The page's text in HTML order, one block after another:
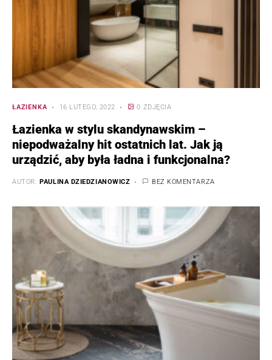
ŁAZIENKA 16 LUTEGO, 2022 0 ZDJĘCIA
Łazienka w stylu skandynawskim –
niepodważalny hit ostatnich lat. Jak ją
urządzić, aby była ładna i funkcjonalna?
AUTOR: PAULINA DZIEDZIANOWICZ BEZ KOMENTARZA